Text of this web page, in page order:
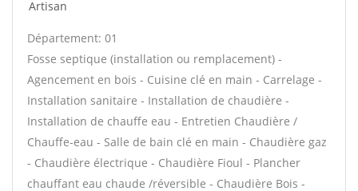
Artisan
Département: 01
Fosse septique (installation ou remplacement) -
Agencement en bois - Cuisine clé en main - Carrelage -
Installation sanitaire - Installation de chaudière -
Installation de chauffe eau - Entretien Chaudière /
Chauffe-eau - Salle de bain clé en main - Chaudière gaz
- Chaudière électrique - Chaudière Fioul - Plancher
chauffant eau chaude /réversible - Chaudière Bois -